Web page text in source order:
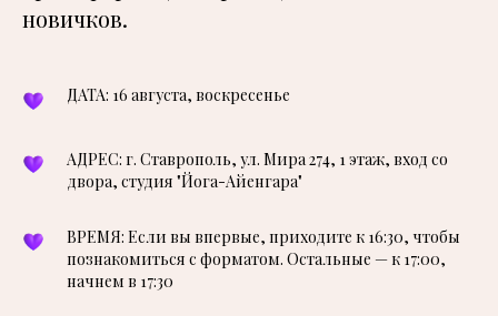
новичков.
ДАТА: 16 августа, воскресенье
АДРЕС: г. Ставрополь, ул. Мира 274, 1 этаж, вход со
двора, студия "Йога-Айенгара"
ВРЕМЯ: Если вы впервые, приходите к 16:30, чтобы
познакомиться с форматом. Остальные — к 17:00,
начнем в 17:30